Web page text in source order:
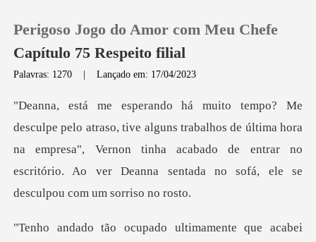
0
Sair
Perigoso Jogo do Amor com Meu Chefe
Capítulo 75 Respeito filial
Palavras: 1270 |Lançado em: 17/04/2023
trabalhos de última hora
na empresa", Vernon tinha acabado de entrar no
escrit
e que acabei